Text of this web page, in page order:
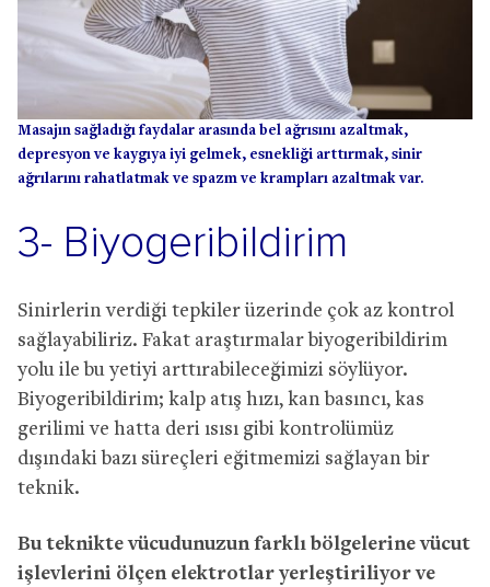
Masajın sağladığı faydalar arasında bel ağrısını azaltmak,
depresyon ve kaygıya iyi gelmek, esnekliği arttırmak, sinir
ağrılarını rahatlatmak ve spazm ve krampları azaltmak var.
3- Biyogeribildirim
Sinirlerin verdiği tepkiler üzerinde çok az kontrol
sağlayabiliriz. Fakat araştırmalar biyogeribildirim
yolu ile bu yetiyi arttırabileceğimizi söylüyor.
Biyogeribildirim; kalp atış hızı, kan basıncı, kas
gerilimi ve hatta deri ısısı gibi kontrolümüz
dışındaki bazı süreçleri eğitmemizi sağlayan bir
teknik.
Bu teknikte vücudunuzun farklı bölgelerine vücut
işlevlerini ölçen elektrotlar yerleştiriliyor ve